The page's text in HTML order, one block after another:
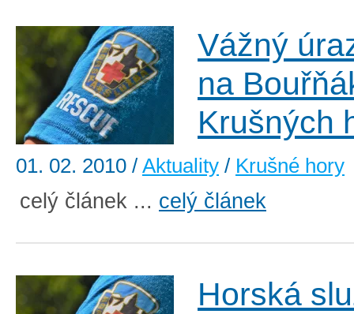
Vážný
na
Krušných
01. 02. 2010 / Aktuality / Krušné hory
celý článek ... celý článek
Horská